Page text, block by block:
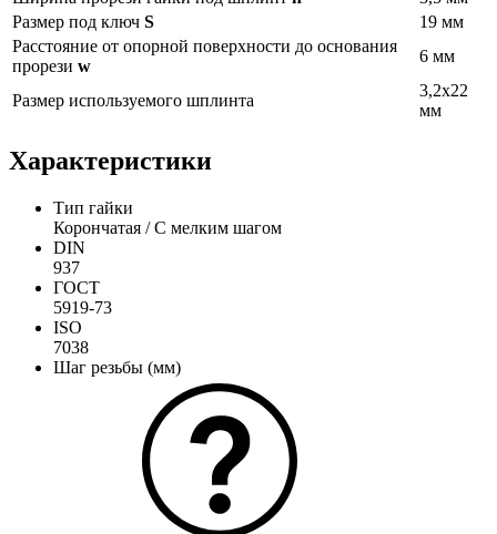
Размер под ключ S
19 мм
Расстояние от опорной поверхности до основания
прорези w
6 мм
Размер используемого шплинта
3,2х22
мм
Характеристики
Тип гайки
Корончатая / С мелким шагом
DIN
937
ГОСТ
5919-73
ISO
7038
Шаг резьбы (мм)